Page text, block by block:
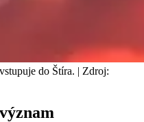
do Štíra. | Zdroj: